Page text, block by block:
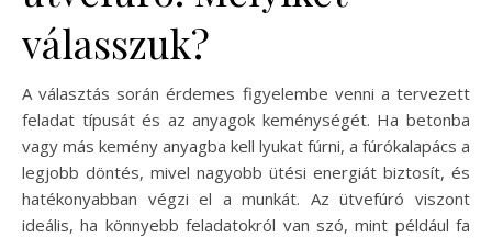
válasszuk?
A választás során érdemes figyelembe venni a tervezett
feladat típusát és az anyagok keménységét. Ha betonba
vagy más kemény anyagba kell lyukat fúrni, a fúrókalapács a
legjobb döntés, mivel nagyobb ütési energiát biztosít, és
hatékonyabban végzi el a munkát. Az ütvefúró viszont
ideális, ha könnyebb feladatokról van szó, mint például fa